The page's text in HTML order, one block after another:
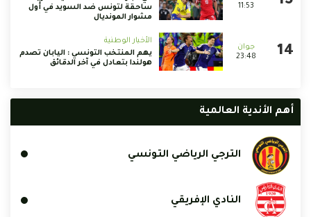
11:53
ساحقة لتونس ضد السويد في أول
مشوار المونديال
23:48
الأخبار الوطنية
يهم المنتخب التونسي : اليابان تصدم
هولندا بتعادل في آخر الدقائق
أهم الأندية العالمية
الترجي الرياضي التونسي
النادي الإفريقي